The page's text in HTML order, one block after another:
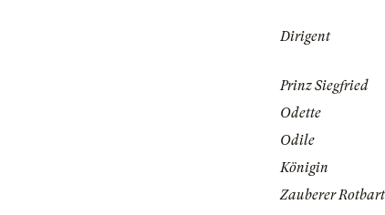
Dirigent
Prinz Siegfried
Odette
Odile
Königin
Zauberer Rotbart